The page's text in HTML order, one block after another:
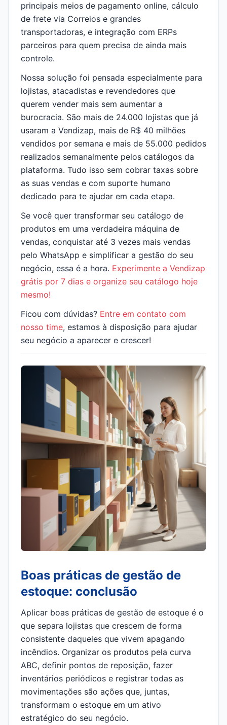
principais meios de pagamento online, cálculo
de frete via Correios e grandes
transportadoras, e integração com ERPs
parceiros para quem precisa de ainda mais
controle.
Nossa solução foi pensada especialmente para
lojistas, atacadistas e revendedores que
querem vender mais sem aumentar a
burocracia. São mais de 24.000 lojistas que já
usaram a Vendizap, mais de R$ 40 milhões
vendidos por semana e mais de 55.000 pedidos
realizados semanalmente pelos catálogos da
plataforma. Tudo isso sem cobrar taxas sobre
as suas vendas e com suporte humano
dedicado para te ajudar em cada etapa.
Se você quer transformar seu catálogo de
produtos em uma verdadeira máquina de
vendas, conquistar até 3 vezes mais vendas
pelo WhatsApp e simplificar a gestão do seu
negócio, essa é a hora. Experimente a Vendizap
grátis por 7 dias e organize seu catálogo hoje
mesmo!
Ficou com dúvidas? Entre em contato com
nosso time, estamos à disposição para ajudar
seu negócio a aparecer e crescer!
Boas práticas de gestão de
estoque: conclusão
Aplicar boas práticas de gestão de estoque é o
que separa lojistas que crescem de forma
consistente daqueles que vivem apagando
incêndios. Organizar os produtos pela curva
ABC, definir pontos de reposição, fazer
inventários periódicos e registrar todas as
movimentações são ações que, juntas,
transformam o estoque em um ativo
estratégico do seu negócio.